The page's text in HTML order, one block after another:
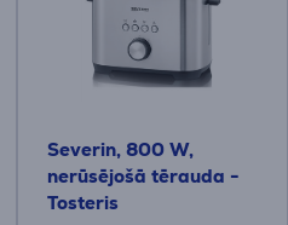
Severin, 800 W,
nerūsējošā tērauda -
Tosteris